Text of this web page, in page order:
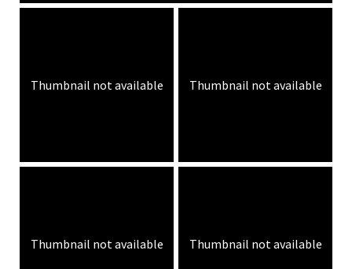
Thumbnail not available Thumbnail not available
Thumbnail not available Thumbnail not available